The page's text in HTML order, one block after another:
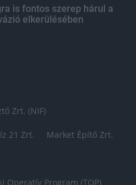
is fontos szerep hárul a
elkerülésében
Zrt. (NIF)
21 Zrt. Market Építő Zrt.
Operatív Program (TOP)